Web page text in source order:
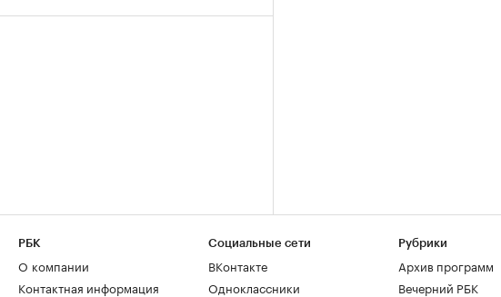
РБК
О компании
Контактная информация
Социальные сети
ВКонтакте
Одноклассники
Рубрики
Архив программ
Вечерний РБК